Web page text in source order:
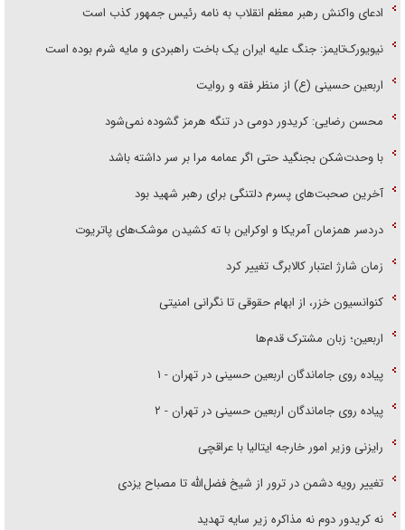
ادعای واکنش رهبر معظم انقلاب به نامه رئیس جمهور کذب است
نیویورک‌تایمز: جنگ علیه ایران یک باخت راهبردی و مایه شرم بوده است
اربعین حسینی (ع) از منظر فقه و روایت
محسن رضایی: کریدور دومی در تنگه هرمز گشوده نمی‌شود
با وحدت‌شکن بجنگید حتی اگر عمامه مرا بر سر داشته باشد
آخرین صحبت‌های پسرم دلتنگی برای رهبر شهید بود
دردسر همزمان آمریکا و اوکراین با ته کشیدن موشک‌های پاتریوت
زمان شارژ اعتبار کالابرگ تغییر کرد
کنوانسیون خزر، از ابهام حقوقی تا نگرانی امنیتی
اربعین؛ زبان مشترک قدم‌ها
پیاده روی جاماندگان اربعین حسینی در تهران - ۱
پیاده روی جاماندگان اربعین حسینی در تهران - ۲
رایزنی وزیر امور خارجه ایتالیا با عراقچی
تغییر رویه دشمن در ترور از شیخ فضل‌الله تا مصباح یزدی
نه کریدور دوم نه مذاکره زیر سایه تهدید